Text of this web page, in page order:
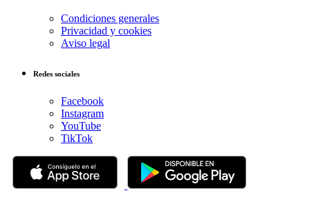
Condiciones generales
Privacidad y cookies
Aviso legal
Redes sociales
Facebook
Instagram
YouTube
TikTok